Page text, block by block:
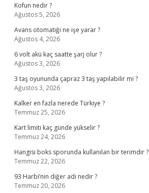
Kofun nedir ?
Ağustos 5, 2026
Avans otomatiği ne işe yarar ?
Ağustos 4, 2026
6 volt akü kaç saatte şarj olur ?
Ağustos 3, 2026
3 taş oyununda çapraz 3 taş yapılabilir mi ?
Ağustos 3, 2026
Kalker en fazla nerede Türkiye ?
Temmuz 25, 2026
Kart limiti kaç günde yükselir ?
Temmuz 24, 2026
Hangisi boks sporunda kullanılan bir terimdir ?
Temmuz 22, 2026
93 Harbi’nin diğer adı nedir ?
Temmuz 20, 2026